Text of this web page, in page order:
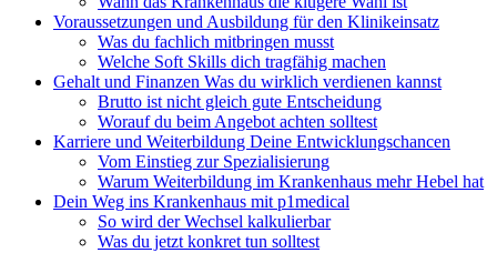
Voraussetzungen und Ausbildung für den Klinikeinsatz
Was du fachlich mitbringen musst
Welche Soft Skills dich tragfähig machen
Gehalt und Finanzen Was du wirklich verdienen kannst
Brutto ist nicht gleich gute Entscheidung
Worauf du beim Angebot achten solltest
Karriere und Weiterbildung Deine Entwicklungschancen
Vom Einstieg zur Spezialisierung
Warum Weiterbildung im Krankenhaus mehr Hebel hat
Dein Weg ins Krankenhaus mit p1medical
So wird der Wechsel kalkulierbar
Was du jetzt konkret tun solltest